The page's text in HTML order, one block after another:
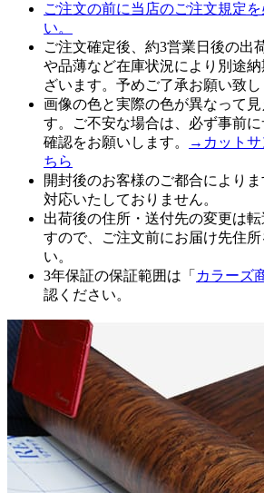
ご注文の前に当店のご注文規定
い。
ご注文確定後、約3営業日後の出
や品薄など在庫状況により別途
ざいます。予めご了承お願い致し
画像の色と実際の色が異なって見
す。ご不安な場合は、必ず事前
確認をお願いします。
→カットサ
ちら
開封後のお客様のご都合により
対応いたしておりません。
出荷後の住所・送付先の変更は
すので、ご注文前にお届け先住
い。
3年保証の保証範囲は「 カラーズ
認ください。